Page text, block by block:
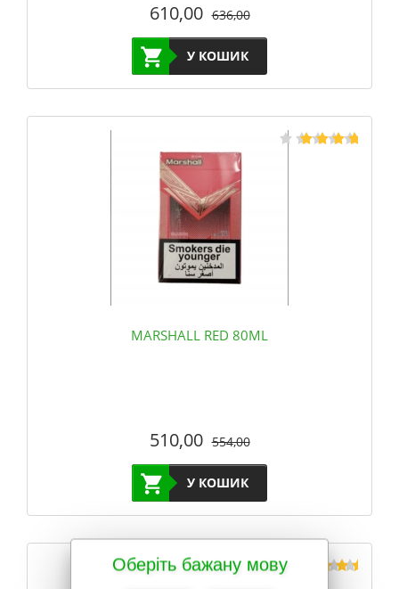
Оберіть бажану мову
610,00 636,00
У КОШИК
MARSHALL RED 80ML
510,00 554,00
У КОШИК